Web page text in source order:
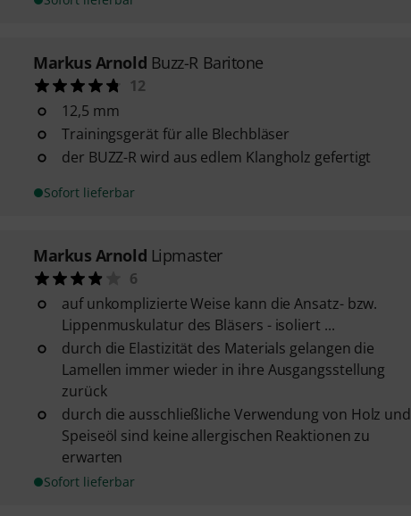
Markus Arnold Buzz-R Baritone
12
12,5 mm
Trainingsgerät für alle Blechbläser
der BUZZ-R wird aus edlem Klangholz gefertigt
Sofort lieferbar
Markus Arnold Lipmaster
6
auf unkomplizierte Weise kann die Ansatz- bzw.
Lippenmuskulatur des Bläsers - isoliert ...
durch die Elastizität des Materials gelangen die
Lamellen immer wieder in ihre Ausgangsstellung
zurück
durch die ausschließliche Verwendung von Holz und
Speiseöl sind keine allergischen Reaktionen zu
erwarten
Sofort lieferbar